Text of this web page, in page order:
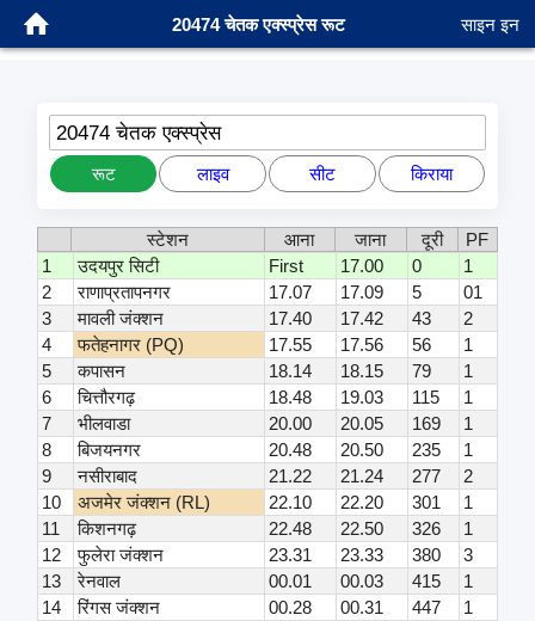
20474 चेतक एक्स्प्रेस रूट साइन इन
20474 चेतक एक्स्प्रेस
रूट लाइव सीट किराया
स्टेशन आना जाना दूरी
PF
1
उदयपुर सिटी First 17.00 0
1
2
राणाप्रतापनगर 17.07 17.09 5
01
3
मावली जंक्शन 17.40 17.42 43
2
4
फतेहनागर (PQ) 17.55 17.56 56
1
5
कपासन 18.14 18.15 79
1
6
चित्तौरगढ़ 18.48 19.03 115
1
7
भीलवाडा 20.00 20.05 169
1
8
बिजयनगर 20.48 20.50 235
1
9
नसीराबाद 21.22 21.24 277
2
10
अजमेर जंक्शन (RL) 22.10 22.20 301
1
11
किशनगढ़ 22.48 22.50 326
1
12
फुलेरा जंक्शन 23.31 23.33 380
3
13
रेनवाल 00.01 00.03 415
1
14
रिंगस जंक्शन 00.28 00.31 447
1